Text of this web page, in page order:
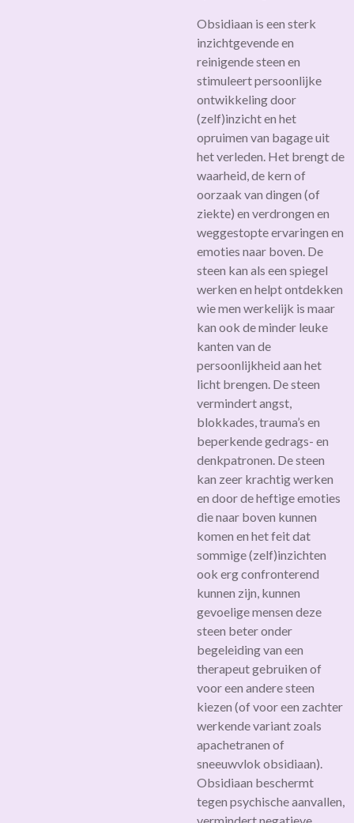
Obsidiaan is een sterk
inzichtgevende en
reinigende steen en
stimuleert persoonlijke
ontwikkeling door
(zelf)inzicht en het
opruimen van bagage uit
het verleden. Het brengt de
waarheid, de kern of
oorzaak van dingen (of
ziekte) en verdrongen en
weggestopte ervaringen en
emoties naar boven. De
steen kan als een spiegel
werken en helpt ontdekken
wie men werkelijk is maar
kan ook de minder leuke
kanten van de
persoonlijkheid aan het
licht brengen. De steen
vermindert angst,
blokkades, trauma’s en
beperkende gedrags- en
denkpatronen. De steen
kan zeer krachtig werken
en door de heftige emoties
die naar boven kunnen
komen en het feit dat
sommige (zelf)inzichten
ook erg confronterend
kunnen zijn, kunnen
gevoelige mensen deze
steen beter onder
begeleiding van een
therapeut gebruiken of
voor een andere steen
kiezen (of voor een zachter
werkende variant zoals
apachetranen of
sneeuwvlok obsidiaan).
Obsidiaan beschermt
tegen psychische aanvallen,